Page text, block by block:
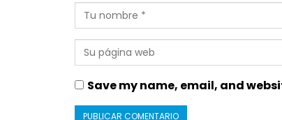
Save my name, email, and